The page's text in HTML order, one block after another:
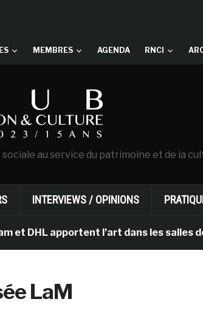
MEMBRES AGENDA RNCI
au service du patrimoine et de la
INTERVIEWS / OPINIONS
apportent l’art dans les salles de
LaM